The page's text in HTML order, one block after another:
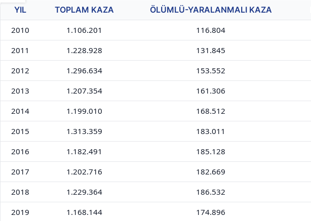
YIL TOPLAM KAZA ÖLÜMLÜ-YARALANMALI KAZA
2010
1.106.201 116.804
2011
1.228.928 131.845
2012
1.296.634 153.552
2013
1.207.354 161.306
2014
1.199.010 168.512
2015
1.313.359 183.011
2016
1.182.491 185.128
2017
1.202.716 182.669
2018
1.229.364 186.532
2019
1.168.144 174.896